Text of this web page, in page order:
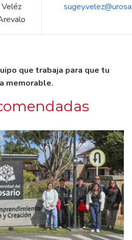
Veléz
que trabaja para que tu
memorable.